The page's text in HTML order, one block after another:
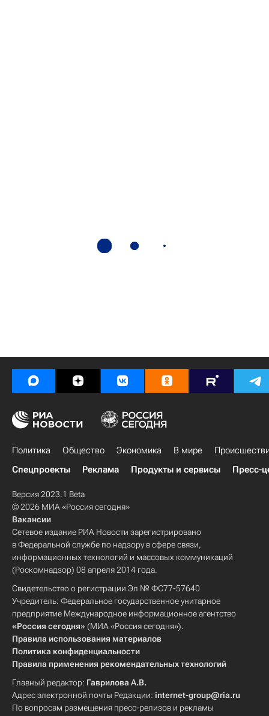
Политика Общество Экономика В мире
Спецпроекты
Реклама Продукты и сервисы Пресс-
Версия 2023.1 Beta
© 2026 МИА «Россия сегодня»
Вакансии
Сетевое издание РИА Новости зарегистрировано
в Федеральной службе по надзору в сфере связи,
информационных технологий и массовых коммуникаций
(Роскомнадзор) 08 апреля 2014 года.
Свидетельство о регистрации Эл № ФС77-57640
Учредитель: Федеральное государственное унитарное
предприятие Международное информационное агентство
«Россия сегодня» (МИА «Россия сегодня»).
Правила использования материалов
Политика конфиденциальности
Правила применения рекомендательных технологий
Главный редактор: Гаврилова А.В.
Адрес электронной почты Редакции: internet-group@ria.ru
По вопросам размещения пресс-релизов и рекламы